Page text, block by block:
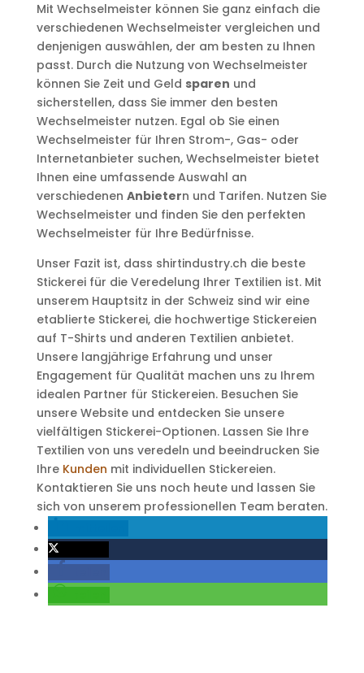
Mit Wechselmeister können Sie ganz einfach die
verschiedenen Wechselmeister vergleichen und
denjenigen auswählen, der am besten zu Ihnen
passt. Durch die Nutzung von Wechselmeister
können Sie Zeit und Geld sparen und
sicherstellen, dass Sie immer den besten
Wechselmeister nutzen. Egal ob Sie einen
Wechselmeister für Ihren Strom-, Gas- oder
Internetanbieter suchen, Wechselmeister bietet
Ihnen eine umfassende Auswahl an
verschiedenen Anbietern und Tarifen. Nutzen Sie
Wechselmeister und finden Sie den perfekten
Wechselmeister für Ihre Bedürfnisse.
Unser Fazit ist, dass shirtindustry.ch die beste
Stickerei für die Veredelung Ihrer Textilien ist. Mit
unserem Hauptsitz in der Schweiz sind wir eine
etablierte Stickerei, die hochwertige Stickereien
auf T-Shirts und anderen Textilien anbietet.
Unsere langjährige Erfahrung und unser
Engagement für Qualität machen uns zu Ihrem
idealen Partner für Stickereien. Besuchen Sie
unsere Website und entdecken Sie unsere
vielfältigen Stickerei-Optionen. Lassen Sie Ihre
Textilien von uns veredeln und beeindrucken Sie
Ihre Kunden mit individuellen Stickereien.
Kontaktieren Sie uns noch heute und lassen Sie
sich von unserem professionellen Team beraten.